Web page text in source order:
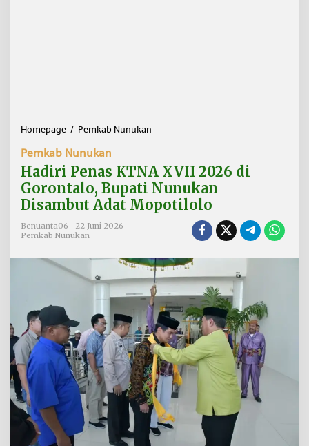
Homepage / Pemkab Nunukan
i
r
i
P
e
K
T
N
A
V
I
I
2
0
2
6
d
i
G
Pemkab Nunukan
Hadiri Penas KTNA XVII 2026 di
Gorontalo, Bupati Nunukan
Disambut Adat Mopotilolo
Benuanta06
22 Juni 2026
Pemkab Nunukan